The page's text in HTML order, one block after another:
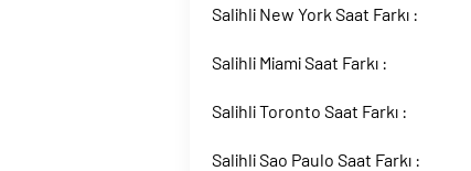
Salihli New York Saat Farkı :
Salihli Miami Saat Farkı :
Salihli Toronto Saat Farkı :
Salihli Sao Paulo Saat Farkı :